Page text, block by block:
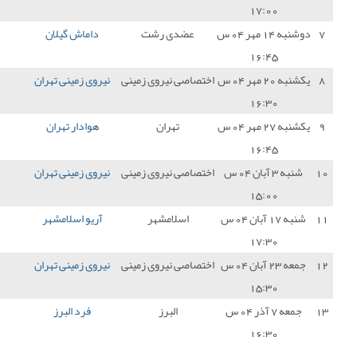
رشت داماش گیلان 1 - 1 نیروی زمینی تهران
نیروی زمینی نیروی زمینی تهران 1 - 0 شناور سازی قشم
هوادار تهران 2 - 2 نیروی زمینی تهران
نیروی زمینی نیروی زمینی تهران 5 - 0 مس سونگون
آریو اسلامشهر 1 - 0 نیروی زمینی تهران
نیروی زمینی نیروی زمینی تهران 2 - 1 نفت و گاز گچساران
فرد البرز 1 - 0 نیروی زمینی تهران